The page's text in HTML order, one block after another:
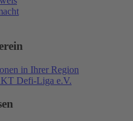
in Ihrer Region
Defi-Liga e.V.